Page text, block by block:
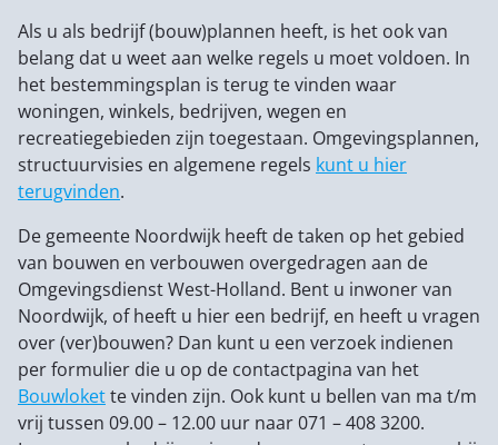
Als u als bedrijf (bouw)plannen heeft, is het ook van
belang dat u weet aan welke regels u moet voldoen. In
het bestemmingsplan is terug te vinden waar
woningen, winkels, bedrijven, wegen en
recreatiegebieden zijn toegestaan. Omgevingsplannen,
structuurvisies en algemene regels kunt u hier
terugvinden.
De gemeente Noordwijk heeft de taken op het gebied
van bouwen en verbouwen overgedragen aan de
Omgevingsdienst West-Holland. Bent u inwoner van
Noordwijk, of heeft u hier een bedrijf, en heeft u vragen
over (ver)bouwen? Dan kunt u een verzoek indienen
per formulier die u op de contactpagina van het
Bouwlokette vinden zijn. Ook kunt u bellen van ma t/m
vrij tussen 09.00 – 12.00 uur naar 071 – 408 3200.